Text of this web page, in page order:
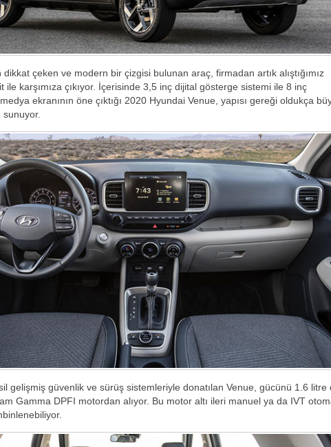
çeken ve modern bir çizgisi bulunan araç, firmadan artık alıştığımız
ile karşımıza çıkıyor. İçerisinde 3,5 inç dijital gösterge sistemi ile 8 inç
ekranının öne çıktığı 2020 Hyundai Venue, yapısı gereği oldukça
sunuyor.
gelişmiş güvenlik ve sürüş sistemleriyle donatılan Venue, gücünü 1.6 litre
Gamma DPFI motordan alıyor. Bu motor altı ileri manuel ya da IVT